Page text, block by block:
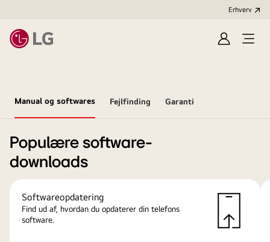
Erhverv
Log
Åbn
Manual og softwares Fejlfinding Garanti
Populære software-
downloads
Softwareopdatering
Find ud af, hvordan du opdaterer din telefons
software.